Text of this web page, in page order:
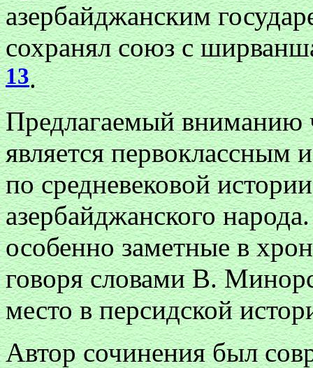
азербайджанским
сохранял союз с
13.
Предлагаемый вниманию
является первоклассным
по средневековой
азербайджанского
особенно заметные в
говоря словами В.
место в персидской
Автор сочинения был